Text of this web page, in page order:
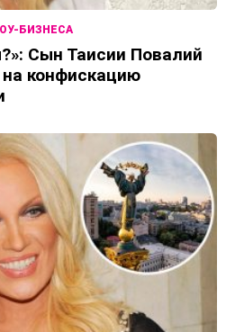
БИЗНЕСА
Сын Таисии Повалий
на конфискацию